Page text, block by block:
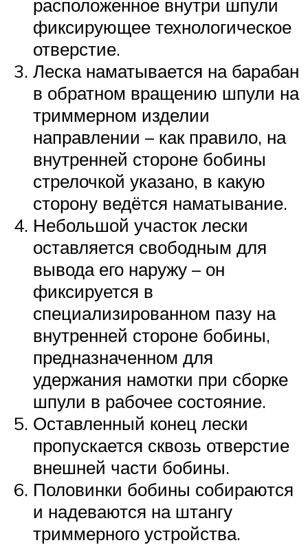
расположенное внутри шпули
фиксирующее технологическое
отверстие.
Леска наматывается на барабан
в обратном вращению шпули на
триммерном изделии
направлении – как правило, на
внутренней стороне бобины
стрелочкой указано, в какую
сторону ведётся наматывание.
Небольшой участок лески
оставляется свободным для
вывода его наружу – он
фиксируется в
специализированном пазу на
внутренней стороне бобины,
предназначенном для
удержания намотки при сборке
шпули в рабочее состояние.
Оставленный конец лески
пропускается сквозь отверстие
внешней части бобины.
Половинки бобины собираются
и надеваются на штангу
триммерного устройства.